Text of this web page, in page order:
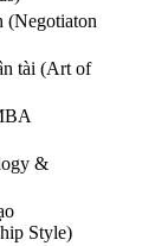
(Negotiaton
tài (Art of
&
Style)